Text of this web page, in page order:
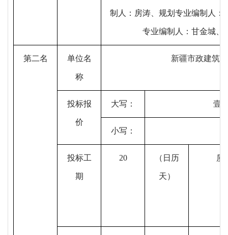
制人：房涛、规划专业编制人：
专业编制人：甘金城、
第二名 单位名
称
新疆市政建筑
投标报
价
大写： 壹
小写：
投标工
期
20 （日历
天）
质